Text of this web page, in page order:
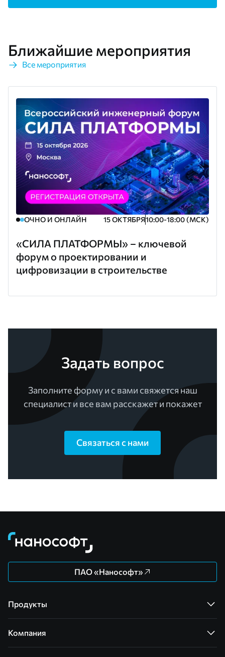
Ближайшие мероприятия
Все мероприятия
ОЧНО И ОНЛАЙН 15 ОКТЯБРЯ10:00-18:00 (МСК)
«СИЛА ПЛАТФОРМЫ» – ключевой
форум о проектировании и
цифровизации в строительстве
Задать вопрос
Заполните форму и с вами свяжется наш
специалист и все вам расскажет и покажет
Связаться с нами
ПАО «Нанософт»
Продукты
Компания